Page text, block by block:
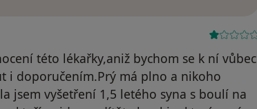
této lékařky,aniž bychom se k ní vůbec
i doporučením.Prý má plno a nikoho
jsem vyšetření 1,5 letého syna s boulí na